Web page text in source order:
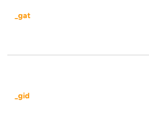
_gat
_gid